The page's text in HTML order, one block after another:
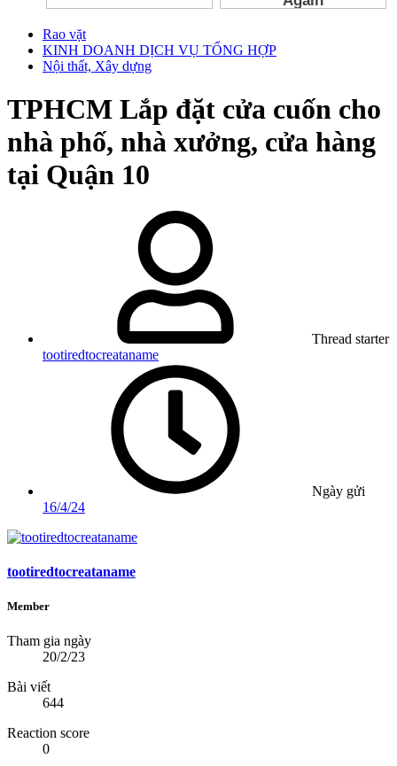
Rao vặt
KINH DOANH DỊCH VỤ TỔNG HỢP
Nội thất, Xây dựng
TPHCM Lắp đặt cửa cuốn cho
nhà phố, nhà xưởng, cửa hàng
tại Quận 10
Thread starter
tootiredtocreataname
Ngày gửi
16/4/24
tootiredtocreataname
Member
Tham gia ngày
20/2/23
Bài viết
644
Reaction score
0